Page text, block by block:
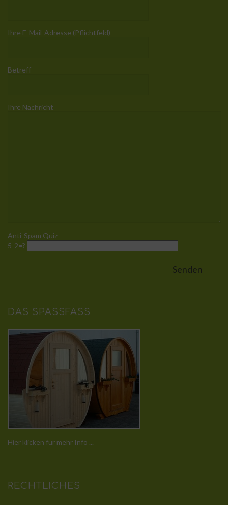
Ihre E-Mail-Adresse (Pflichtfeld)
Betreff
Ihre Nachricht
Anti-Spam Quiz
5-2=?
DAS SPASSFASS
Hier klicken für mehr Info ...
RECHTLICHES